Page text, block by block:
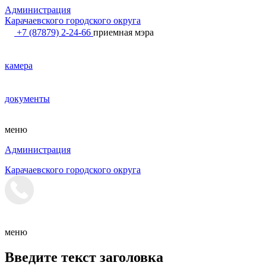
Администрация
Карачаевского городского округа
+7 (87879) 2-24-66 приемная мэра
камера
документы
меню
Администрация
Карачаевского городского округа
меню
Введите текст заголовка